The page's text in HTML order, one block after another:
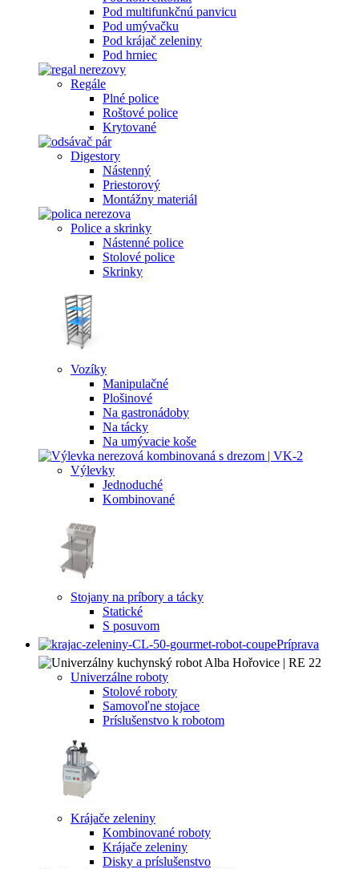
Pod multifunkčnú panvicu
Pod umývačku
Pod krájač zeleniny
Pod hrniec
Regále
Plné police
Roštové police
Krytované
Digestory
Nástenný
Priestorový
Montážny materiál
Police a skrinky
Nástenné police
Stolové police
Skrinky
Vozíky
Manipulačné
Plošinové
Na gastronádoby
Na tácky
Na umývacie koše
Výlevky
Jednoduché
Kombinované
Stojany na príbory a tácky
Statické
S posuvom
Príprava
Univerzálne roboty
Stolové roboty
Samovoľne stojace
Príslušenstvo k robotom
Krájače zeleniny
Kombinované roboty
Krájače zeleniny
Disky a príslušenstvo